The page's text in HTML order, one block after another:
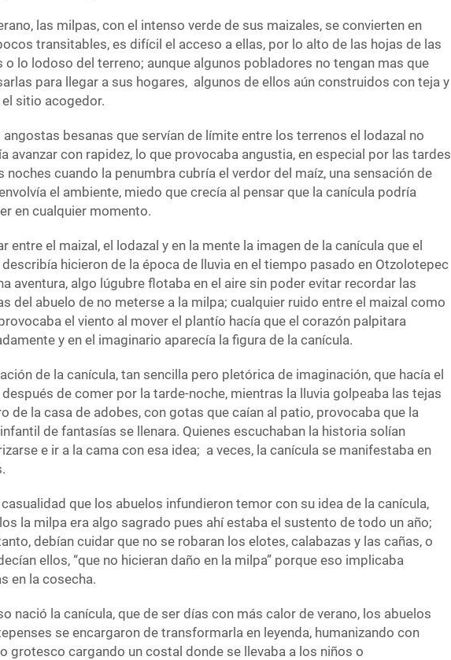
las milpas, con el intenso verde de sus maizales, se convierten en
transitables, es difícil el acceso a ellas, por lo alto de las hojas de las
o lo lodoso del terreno; aunque algunos pobladores no tengan mas que
para llegar a sus hogares, algunos de ellos aún construidos con teja y
el sitio acogedor.
angostas besanas que servían de límite entre los terrenos el lodazal no
avanzar con rapidez, lo que provocaba angustia, en especial por las tardes
noches cuando la penumbra cubría el verdor del maíz, una sensación de
el ambiente, miedo que crecía al pensar que la canícula podría
en cualquier momento.
entre el maizal, el lodazal y en la mente la imagen de la canícula que el
describía hicieron de la época de lluvia en el tiempo pasado en Otzolotepec
aventura, algo lúgubre flotaba en el aire sin poder evitar recordar las
del abuelo de no meterse a la milpa; cualquier ruido entre el maizal como
el viento al mover el plantío hacía que el corazón palpitara
y en el imaginario aparecía la figura de la canícula.
de la canícula, tan sencilla pero pletórica de imaginación, que hacía el
de comer por la tarde-noche, mientras la lluvia golpeaba las tejas
de la casa de adobes, con gotas que caían al patio, provocaba que la
de fantasías se llenara. Quienes escuchaban la historia solían
e ir a la cama con esa idea; a veces, la canícula se manifestaba en
que los abuelos infundieron temor con su idea de la canícula,
la milpa era algo sagrado pues ahí estaba el sustento de todo un año;
debían cuidar que no se robaran los elotes, calabazas y las cañas, o
ellos, “que no hicieran daño en la milpa” porque eso implicaba
en la cosecha.
nació la canícula, que de ser días con más calor de verano, los abuelos
se encargaron de transformarla en leyenda, humanizando con
grotesco cargando un costal donde se llevaba a los niños o